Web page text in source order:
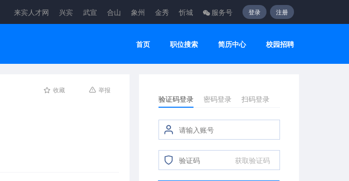
来宾人才网 兴宾 武宣 合山 象州 金秀 忻城 服务号 登录 注册
首页 职位搜索 简历中心 校园招聘
收藏 举报
验证码登录 密码登录 扫码登录
获取验证码